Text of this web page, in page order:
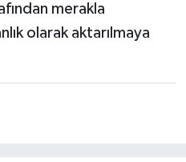
merakla
olarak aktarılmaya